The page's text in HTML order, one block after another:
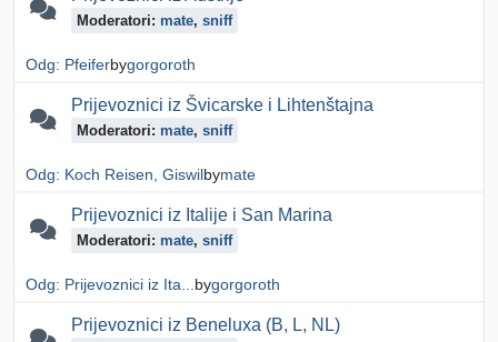
Moderatori: mate, sniff
Odg: Pfeiferbygorgoroth
Prijevoznici iz Švicarske i Lihtenštajna
Moderatori: mate, sniff
Odg: Koch Reisen, Giswilbymate
Prijevoznici iz Italije i San Marina
Moderatori: mate, sniff
Odg: Prijevoznici iz Ita... bygorgoroth
Prijevoznici iz Beneluxa (B, L, NL)